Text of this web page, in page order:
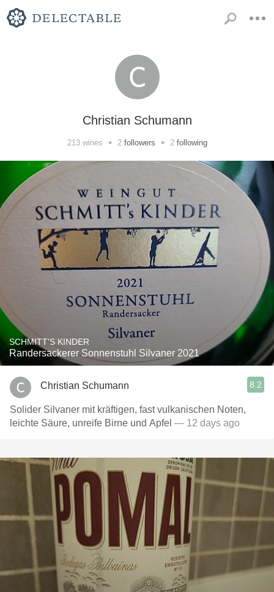
Christian Schumann
213wines • 2 followers • 2 following
SCHMITT'S KINDER
Randersackerer Sonnenstuhl Silvaner 2021
Christian Schumann 8.2
Solider Silvaner mit kräftigen, fast vulkanischen Noten,
leichte Säure, unreife Birne und Apfel — 12 days ago